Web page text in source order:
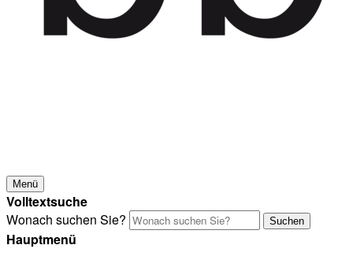
Menü
Volltextsuche
Wonach suchen Sie?
Suchen
Hauptmenü